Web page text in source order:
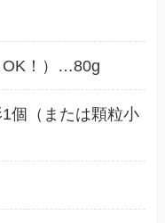
OK！）…80g
個（または顆粒小